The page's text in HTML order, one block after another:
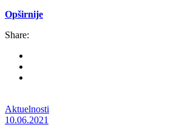
Opširnije
Share:
Aktuelnosti
10.06.2021